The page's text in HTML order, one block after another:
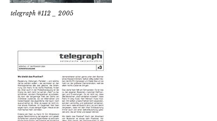
telegraph #112 _ 2005